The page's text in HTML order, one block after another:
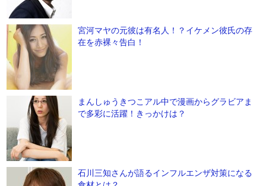
宮河マヤの元彼は有名人！？イケメン彼氏の存
在を赤裸々告白！
まんしゅうきつこアル中で漫画からグラビアま
で多彩に活躍！きっかけは？
石川三知さんが語るインフルエンザ対策になる